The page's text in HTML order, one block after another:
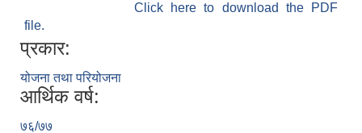
Click here to download the PDF
file.
प्रकार:
योजना तथा परियोजना
आर्थिक वर्ष:
७६/७७